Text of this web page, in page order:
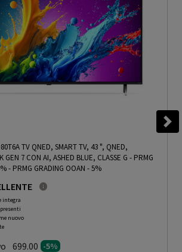
TV QNED, SMART TV, 43 ", QNED,
7 CON AI, ASHED BLUE, CLASSE G - PRMG
- PRMG GRADING OOAN - 5%
integra
nuovo
699.00 -5%